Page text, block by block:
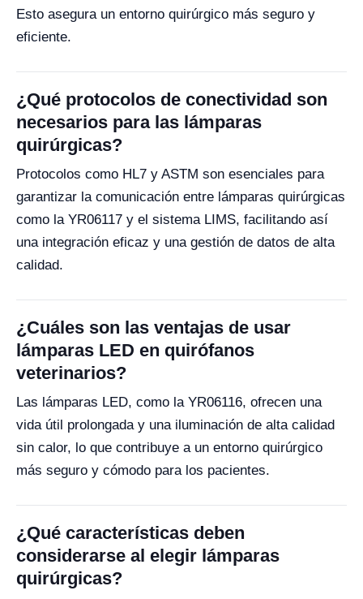
Esto asegura un entorno quirúrgico más seguro y
eficiente.
¿Qué protocolos de conectividad son
necesarios para las lámparas
quirúrgicas?
Protocolos como HL7 y ASTM son esenciales para
garantizar la comunicación entre lámparas quirúrgicas
como la YR06117 y el sistema LIMS, facilitando así
una integración eficaz y una gestión de datos de alta
calidad.
¿Cuáles son las ventajas de usar
lámparas LED en quirófanos
veterinarios?
Las lámparas LED, como la YR06116, ofrecen una
vida útil prolongada y una iluminación de alta calidad
sin calor, lo que contribuye a un entorno quirúrgico
más seguro y cómodo para los pacientes.
¿Qué características deben
considerarse al elegir lámparas
quirúrgicas?